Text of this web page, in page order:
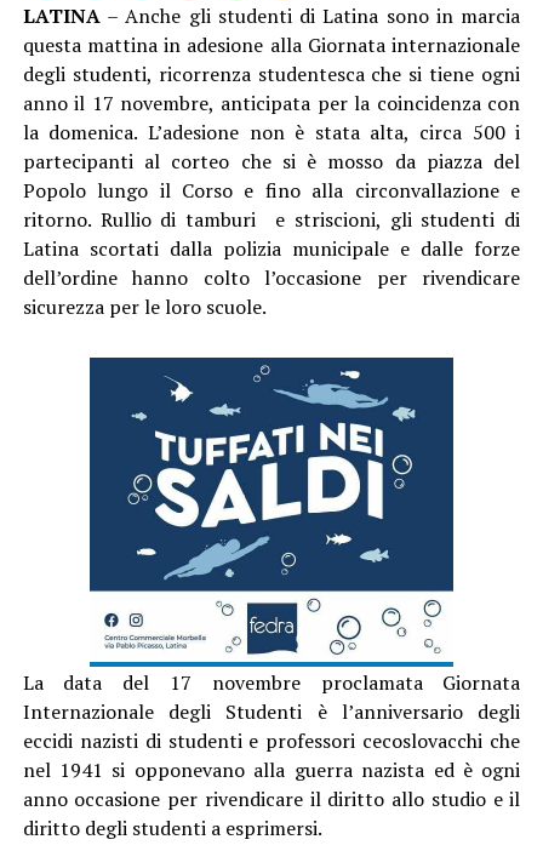
LATINA– Anche gli studenti di Latina sono in marcia
questa mattina in adesione alla Giornata internazionale
degli studenti, ricorrenza studentesca che si tiene ogni
anno il 17 novembre, anticipata per la coincidenza con
la domenica. L’adesione non è stata alta, circa 500 i
partecipanti al corteo che si è mosso da piazza del
Popolo lungo il Corso e fino alla circonvallazione e
ritorno. Rullio di tamburi e striscioni, gli studenti di
Latina scortati dalla polizia municipale e dalle forze
dell’ordine hanno colto l’occasione per rivendicare
sicurezza per le loro scuole.
La data del 17 novembre proclamata Giornata
Internazionale degli Studenti è l’anniversario degli
eccidi nazisti di studenti e professori cecoslovacchi che
nel 1941 si opponevano alla guerra nazista ed è ogni
anno occasione per rivendicare il diritto allo studio e il
diritto degli studenti a esprimersi.